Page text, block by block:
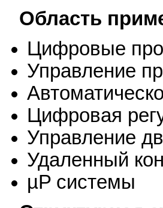
Область
Цифровые
Управление
Цифровая
Управление
Удаленный
µP системы